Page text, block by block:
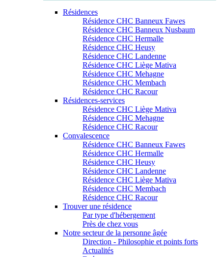
Résidences
Résidence CHC Banneux Fawes
Résidence CHC Banneux Nusbaum
Résidence CHC Hermalle
Résidence CHC Heusy
Résidence CHC Landenne
Résidence CHC Liège Mativa
Résidence CHC Mehagne
Résidence CHC Membach
Résidence CHC Racour
Résidences-services
Résidence CHC Liège Mativa
Résidence CHC Mehagne
Résidence CHC Racour
Convalescence
Résidence CHC Banneux Fawes
Résidence CHC Hermalle
Résidence CHC Heusy
Résidence CHC Landenne
Résidence CHC Liège Mativa
Résidence CHC Membach
Résidence CHC Racour
Trouver une résidence
Par type d'hébergement
Près de chez vous
Notre secteur de la personne âgée
Direction - Philosophie et points forts
Actualités